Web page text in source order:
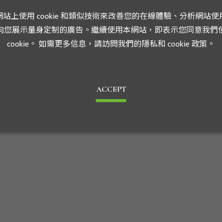
站上使用 cookie 和類似技術來改善您的在線體驗、分析網站使
您展示量身定制的廣告。繼續使用本網站，即表示您同意我們
cookie。 如需更多信息，請訪問我們的隱私和 cookie 政策。
ACCEPT